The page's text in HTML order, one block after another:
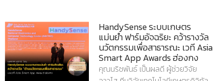
HandySense ระบบเกษตร
แม่นยำ ฟาร์มอัจฉริยะ คว้ารางวัล
นวัตกรรมเพื่อสาธารณะ เวที Asia
Smart App Awards ฮ่องกง
คุณนริชพันธ์ เป็นผลดี ผู้ช่วยวิจัย